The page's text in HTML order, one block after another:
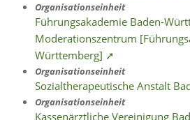
Organisationseinheit
Führungsakademie Baden-
Moderationszentrum
Württemberg] ➚
Organisationseinheit
Sozialtherapeutische Anstalt
Organisationseinheit
Kassenärztliche Vereinigung